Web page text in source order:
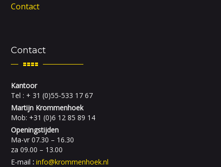
Contact
Contact
Kantoor
Tel : + 31 (0)55-533 17 67
Martijn Krommenhoek
Mob: +31 (0)6 12 85 89 14
Openingstijden
Ma-vr 07.30 – 16.30
za 09.00 – 13.00
E-mail :info@krommenhoek.nl